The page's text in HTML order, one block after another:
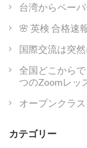
台湾からペー
🌸 英検 合格速
国際交流は突然
全国どこから
つのZoomレッ
オープンクラ
カテゴリー